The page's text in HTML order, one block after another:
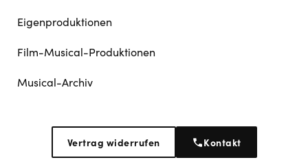
Eigenproduktionen
Film-Musical-Produktionen
Musical-Archiv
Vertrag widerrufen Kontakt